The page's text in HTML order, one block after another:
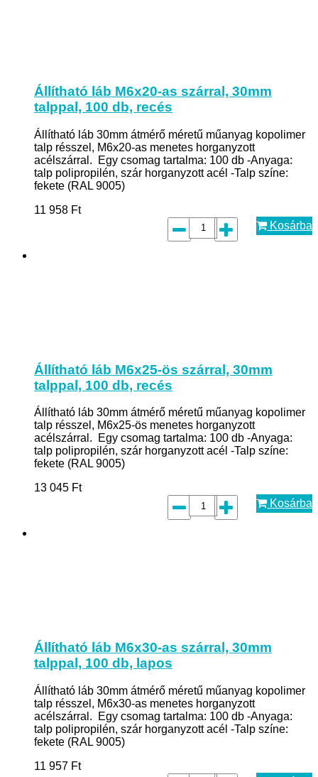
Állítható láb M6x20-as szárral, 30mm
talppal, 100 db, recés
Állítható láb 30mm átmérő méretű műanyag kopolimer
talp résszel, M6x20-as menetes horganyzott
acélszárral. Egy csomag tartalma: 100 db -Anyaga:
talp polipropilén, szár horganyzott acél -Talp színe:
fekete (RAL 9005)
11 958 Ft
Kosárba
Állítható láb M6x25-ös szárral, 30mm
talppal, 100 db, recés
Állítható láb 30mm átmérő méretű műanyag kopolimer
talp résszel, M6x25-ös menetes horganyzott
acélszárral. Egy csomag tartalma: 100 db -Anyaga:
talp polipropilén, szár horganyzott acél -Talp színe:
fekete (RAL 9005)
13 045 Ft
Kosárba
Állítható láb M6x30-as szárral, 30mm
talppal, 100 db, lapos
Állítható láb 30mm átmérő méretű műanyag kopolimer
talp résszel, M6x30-as menetes horganyzott
acélszárral. Egy csomag tartalma: 100 db -Anyaga:
talp polipropilén, szár horganyzott acél -Talp színe:
fekete (RAL 9005)
11 957 Ft